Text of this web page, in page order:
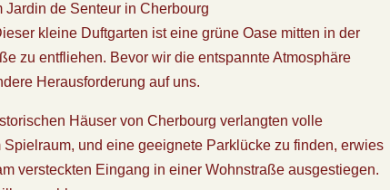
de Senteur in Cherbourg
kleine Duftgarten ist eine grüne Oase mitten in der
zu entfliehen. Bevor wir die entspannte Atmosphäre
Herausforderung auf uns.
Häuser von Cherbourg verlangten volle
und eine geeignete Parklücke zu finden, erwies
versteckten Eingang in einer Wohnstraße ausgestiegen.